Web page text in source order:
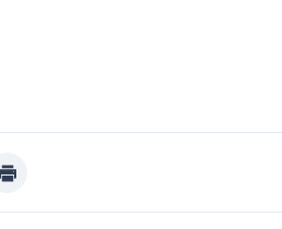
print